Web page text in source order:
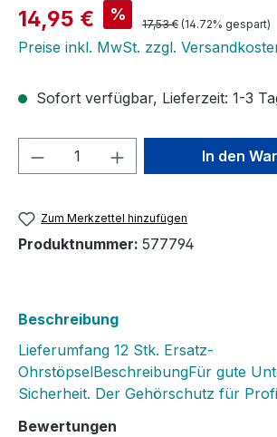
Verkaufspreis:
14,95 € % Regulärer Preis:
17,53 € (14.72% gespart)
Preise inkl. MwSt. zzgl.
Sofort verfügbar, Lieferzeit: 1-3
Produkt Anzahl: Gib den
In den
Zum Merkzettel hinzufügen
Produktnummer: 577794
Beschreibung
Lieferumfang 12 Stk. Ersatz-
OhrstöpselBeschreibungFür gute
Sicherheit. Der Gehörschutz für
Bewertungen